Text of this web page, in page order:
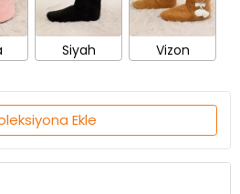
Siyah Vizon
Ekle